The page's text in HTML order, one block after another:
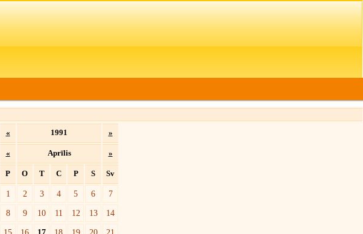
« 1991 »
« Aprīlis »
P O T C P S Sv
1 2 3 4 5 6
7
8
9 10 11 12 13
14